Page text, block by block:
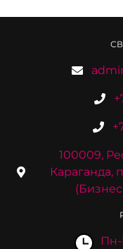
100009,
Караганда,
Пн-